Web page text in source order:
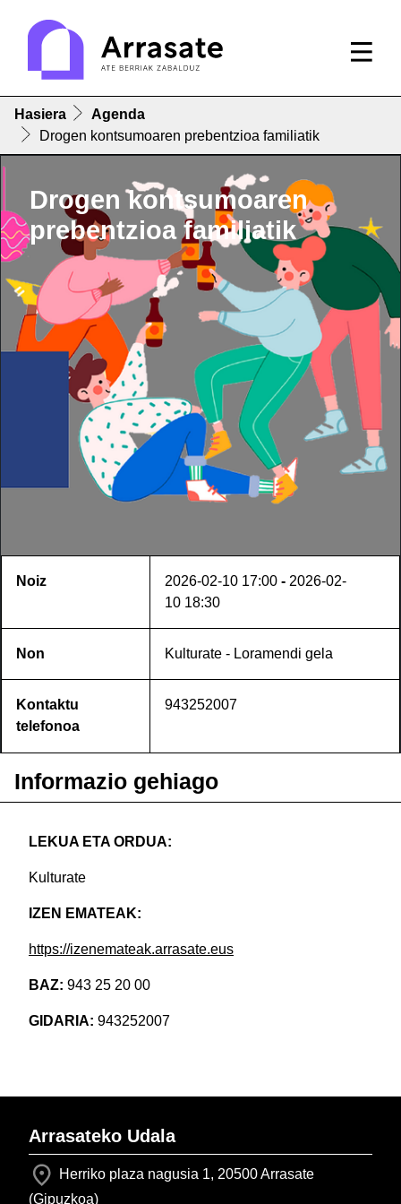
Hasiera
Agenda
Drogen kontsumoaren prebentzioa familiatik
Drogen kontsumoaren
prebentzioa familiatik
Noiz 2026-02-10 17:00 - 2026-02-
10 18:30
Non Kulturate - Loramendi gela
Kontaktu
telefonoa
943252007
Informazio gehiago
LEKUA ETA ORDUA:
Kulturate
IZEN EMATEAK:
https://izenemateak.arrasate.eus
BAZ: 943 25 20 00
GIDARIA: 943252007
Arrasateko Udala
Herriko plaza nagusia 1, 20500 Arrasate
(Gipuzkoa)